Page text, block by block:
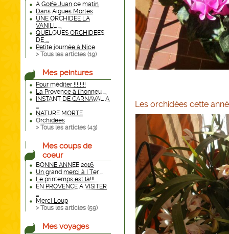
A Golfe Juan ce matin
Dans Aigues Mortes
UNE ORCHIDEE LA
VANILL ...
QUELQUES ORCHIDEES
DE ...
Petite journée à Nice
> Tous les articles (19)
Mes peintures
Pour méditer !!!!!!!!
La Provence à l'honneu ...
INSTANT DE CARNAVAL A
...
NATURE MORTE
Orchidées
> Tous les articles (43)
Mes coups de
coeur
BONNE ANNEE 2016
Un grand merci à I Ter ...
Le printemps est là!!! ...
EN PROVENCE A VISITER
...
Merci Loup
> Tous les articles (59)
Mes voyages
Les orchidées cette